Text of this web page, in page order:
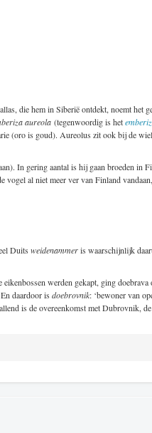
die hem in Siberië ontdekt, noemt het
aureola (tegenwoordig is het
(oro is goud). Aureolus zit ook bij de
In gering aantal is hij gaan broeden in
al niet meer ver van Finland
Duits weidenammeris waarschijnlijk
werden gekapt, ging doebrava
daardoor is doebrovnik: ‘bewoner van
is de overeenkomst met Dubrovnik,